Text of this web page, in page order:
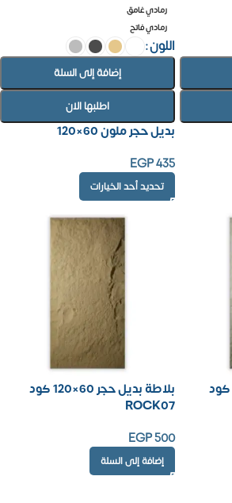
رمادي غامق
رمادي فاتح
اللون
إضافة إلى السلة
اطلبها الان
بديل حجر ملون 60×120
EGP435
تحديد أحد الخيارات
بلاطة بديل حجر 60×120 كود
بلاطة بديل حجر 60×120 كود
ROCK07
EGP500
إضافة إلى السلة